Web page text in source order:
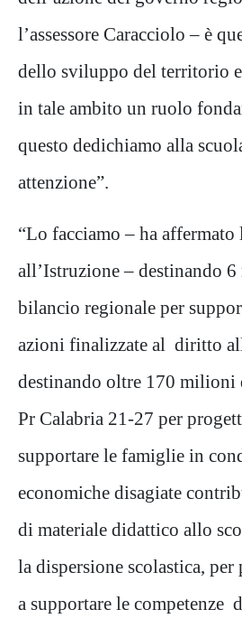
l’assessore Caracciolo – è
dello sviluppo del territorio
in tale ambito un ruolo
questo dedichiamo alla
attenzione”.
“Lo facciamo – ha affermato
all’Istruzione – destinando
bilancio regionale per
azioni finalizzate al diritto
destinando oltre 170 milioni
Pr Calabria 21-27 per
supportare le famiglie in
economiche disagiate
di materiale didattico allo
la dispersione scolastica,
a supportare le competenze